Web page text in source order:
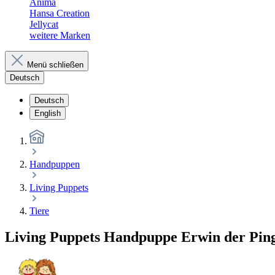
Anima
Hansa Creation
Jellycat
weitere Marken
Menü schließen
Deutsch
Deutsch
English
Handpuppen
Living Puppets
Tiere
Living Puppets Handpuppe Erwin der